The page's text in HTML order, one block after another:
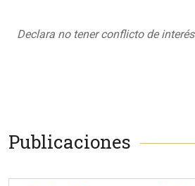
Declara no tener conflicto de interés
Publicaciones